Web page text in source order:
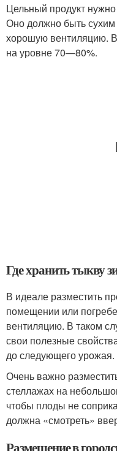
Цельный продукт
Оно должно быть
хорошую вентиляцию.
на уровне 70—80%.
Где хранить тыкву
В идеале разместить
помещении или
вентиляцию. В таком
свои полезные
до следующего урожая.
Очень важно
стеллажах на
чтобы плоды не
должна «смотреть»
Размещение в